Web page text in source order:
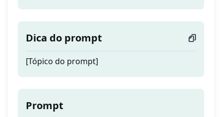
Dica do prompt
[Tópico do prompt]
Prompt